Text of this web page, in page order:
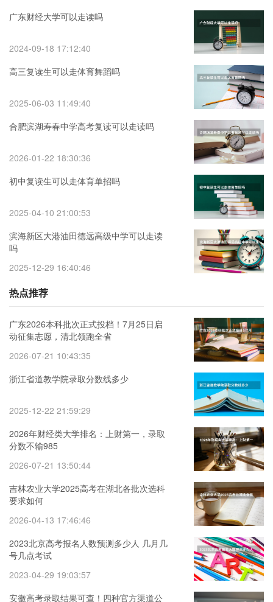
广东财经大学可以走读吗
2024-09-18 17:12:40
高三复读生可以走体育舞蹈吗
2025-06-03 11:49:40
合肥滨湖寿春中学高考复读可以走读吗
2026-01-22 18:30:36
初中复读生可以走体育单招吗
2025-04-10 21:00:53
滨海新区大港油田德远高级中学可以走读
吗
2025-12-29 16:40:46
热点推荐
广东2026本科批次正式投档！7月25日启
动征集志愿，清北领跑全省
2026-07-21 10:43:35
浙江省道教学院录取分数线多少
2025-12-22 21:59:29
2026年财经类大学排名：上财第一，录取
分数不输985
2026-07-21 13:50:44
吉林农业大学2025高考在湖北各批次选科
要求如何
2026-04-13 17:46:46
2023北京高考报名人数预测多少人 几月几
号几点考试
2023-04-29 19:03:57
安徽高考录取结果可查！四种官方渠道公